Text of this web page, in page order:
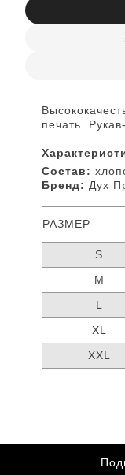
печать.
Состав:
Бренд: Дух
РАЗМЕР
S
M
L
XL
XXL